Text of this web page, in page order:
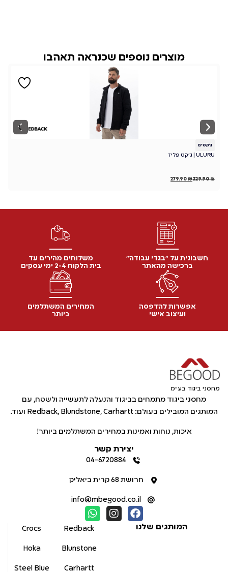
מוצרים נוספים שכנראה תאהבו
ג׳קטים
ULURU | ג'קט פליז
329.90₪
279.90 ₪
חשבונית על "בגדי עבודה"
ברכישה מהאתר
משלוחים מהירים עד
בית הלקוח 2-4 ימי עסקים
אפשרות להדפסה
ועיצוב אישי
המחירים המשתלמים
ביותר
מחסני ביגוד בע"מ
מחסני ביגוד מתמחים בביגוד והנעלה לתעשייה ולשטח, עם
המותגים המובילים בעולם: Redback, Blundstone, Carhartt ועוד.
איכות, נוחות ואמינות במחירים המשתלמים ביותר!
המותגים שלנו Redback
Blunstone
Carhartt
Crocs
Hoka
Steel Blue
יצירת קשר
04-6720884
חרושת 68 קרית ביאליק
info@mbegood.co.il